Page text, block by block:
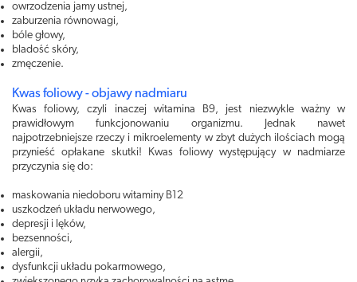
owrzodzenia jamy ustnej,
zaburzenia równowagi,
bóle głowy,
bladość skóry,
zmęczenie.
Kwas foliowy - objawy nadmiaru
Kwas foliowy, czyli inaczej witamina B9, jest niezwykle ważny w
prawidłowym funkcjonowaniu organizmu. Jednak nawet
najpotrzebniejsze rzeczy i mikroelementy w zbyt dużych ilościach mogą
przynieść opłakane skutki! Kwas foliowy występujący w nadmiarze
przyczynia się do:
maskowania niedoboru witaminy B12
uszkodzeń układu nerwowego,
depresji i lęków,
bezsenności,
alergii,
dysfunkcji układu pokarmowego,